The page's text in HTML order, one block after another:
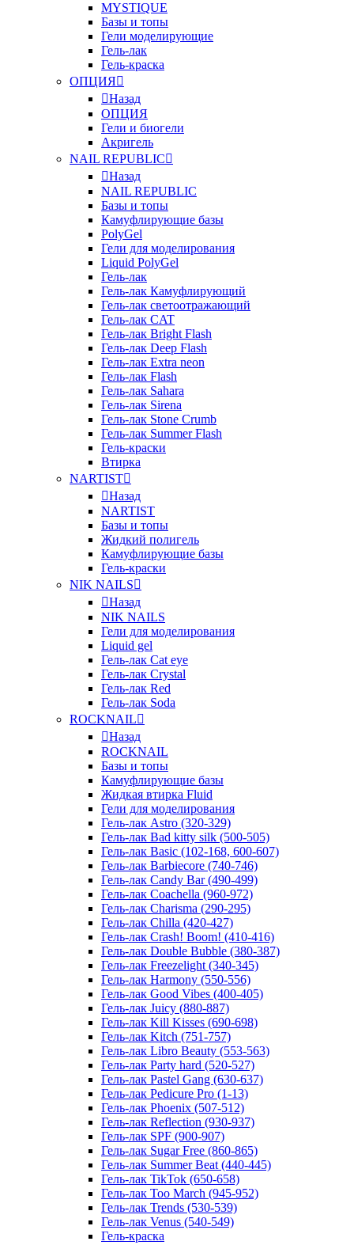
MYSTIQUE
Базы и топы
Гели моделирующие
Гель-лак
Гель-краска
ОПЦИЯ
Назад
ОПЦИЯ
Гели и биогели
Акригель
NAIL REPUBLIC
Назад
NAIL REPUBLIC
Базы и топы
Камуфлирующие базы
PolyGel
Гели для моделирования
Liquid PolyGel
Гель-лак
Гель-лак Камуфлирующий
Гель-лак светоотражающий
Гель-лак CAT
Гель-лак Bright Flash
Гель-лак Deep Flash
Гель-лак Extra neon
Гель-лак Flash
Гель-лак Sahara
Гель-лак Sirena
Гель-лак Stone Crumb
Гель-лак Summer Flash
Гель-краски
Втирка
NARTIST
Назад
NARTIST
Базы и топы
Жидкий полигель
Камуфлирующие базы
Гель-краски
NIK NAILS
Назад
NIK NAILS
Гели для моделирования
Liquid gel
Гель-лак Cat eye
Гель-лак Crystal
Гель-лак Red
Гель-лак Soda
ROCKNAIL
Назад
ROCKNAIL
Базы и топы
Камуфлирующие базы
Жидкая втирка Fluid
Гели для моделирования
Гель-лак Astro (320-329)
Гель-лак Bad kitty silk (500-505)
Гель-лак Basic (102-168, 600-607)
Гель-лак Barbiecore (740-746)
Гель-лак Candy Bar (490-499)
Гель-лак Coachella (960-972)
Гель-лак Charisma (290-295)
Гель-лак Chilla (420-427)
Гель-лак Crash! Boom! (410-416)
Гель-лак Double Bubble (380-387)
Гель-лак Freezelight (340-345)
Гель-лак Harmony (550-556)
Гель-лак Good Vibes (400-405)
Гель-лак Juicy (880-887)
Гель-лак Kill Kisses (690-698)
Гель-лак Kitch (751-757)
Гель-лак Libro Beauty (553-563)
Гель-лак Party hard (520-527)
Гель-лак Pastel Gang (630-637)
Гель-лак Pedicure Pro (1-13)
Гель-лак Phoenix (507-512)
Гель-лак Reflection (930-937)
Гель-лак SPF (900-907)
Гель-лак Sugar Free (860-865)
Гель-лак Summer Beat (440-445)
Гель-лак TikTok (650-658)
Гель-лак Too March (945-952)
Гель-лак Trends (530-539)
Гель-лак Venus (540-549)
Гель-краска